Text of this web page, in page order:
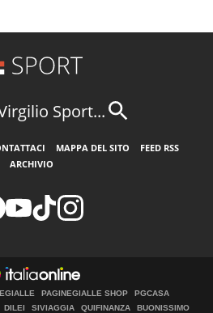
Sport...
MAPPA DEL SITO
FEED RSS
ARCHIVIO
PAGINEGIALLE SHOP
PGCASA
DILEI SIVIAGGIA QUIFINANZA BUONISSIMO